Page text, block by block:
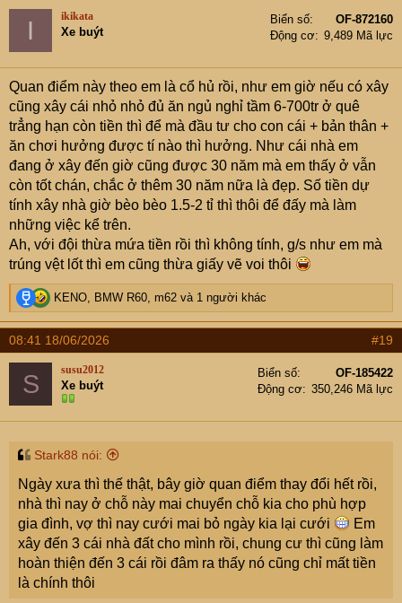
t
n
s
:
I ikikata
Xe buýt
Biển số
OF-872160
Động cơ
9,489 Mã lực
Quan điểm này theo em là cổ hủ rồi, như em giờ nếu có xây
cũng xây cái nhỏ nhỏ đủ ăn ngủ nghỉ tầm 6-700tr ở quê
trẳng hạn còn tiền thì để mà đầu tư cho con cái + bản thân +
ăn chơi hưởng được tí nào thì hưởng. Như cái nhà em
đang ở xây đến giờ cũng được 30 năm mà em thấy ở vẫn
còn tốt chán, chắc ở thêm 30 năm nữa là đẹp. Số tiền dự
tính xây nhà giờ bèo bèo 1.5-2 tỉ thì thôi để đấy mà làm
những việc kể trên.
Ah, với đội thừa mứa tiền rồi thì không tính, g/s như em mà
trúng vệt lốt thì em cũng thừa giấy vẽ voi thôi
R
e
a
c
s
KENO, BMW R60, m62 và 1 người khác
08:41 18/06/2026 #19
S susu2012
Xe buýt
Biển số
OF-185422
Động cơ
350,246 Mã lực
Stark88 nói:
Ngày xưa thì thế thật, bây giờ quan điểm thay đổi hết rồi,
nhà thì nay ở chỗ này mai chuyển chỗ kia cho phù hợp
gia đình, vợ thì nay cưới mai bỏ ngày kia lại cưới
Em
xây đến 3 cái nhà đất cho mình rồi, chung cư thì cũng làm
hoàn thiện đến 3 cái rồi đâm ra thấy nó cũng chỉ mất tiền
là chính thôi